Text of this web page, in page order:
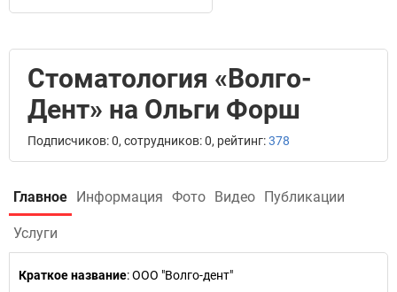
Стоматология «Волго-
Дент» на Ольги Форш
Подписчиков: 0, сотрудников: 0, рейтинг:378
Главное Информация Фото Видео Публикации
Услуги
Краткое название:ООО "Волго-дент"